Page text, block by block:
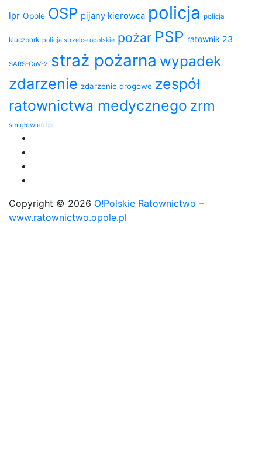
lpr Opole OSP pijany kierowca policja policja
kluczbork policja strzelce opolskie pożar PSP ratownik 23
SARS-CoV-2 straż pożarna wypadek
zdarzenie zdarzenie drogowe zespół
ratownictwa medycznego zrm
śmigłowiec lpr
Copyright © 2026 O!Polskie Ratownictwo –
www.ratownictwo.opole.pl